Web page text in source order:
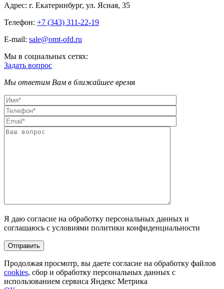
Адрес: г. Екатеринбург, ул. Ясная, 35
Телефон: +7 (343) 311-22-19
E-mail: sale@omt-ofd.ru
Мы в социальных сетях:
Задать вопрос
Мы ответим Вам в ближайшее время
Я даю согласие на обработку персональных данных и
соглашаюсь с условиями политики конфиденциальности
Продолжая просмотр, вы даете согласие на обработку файлов
cookies, сбор и обработку персональных данных с
использованием сервиса Яндекс Метрика